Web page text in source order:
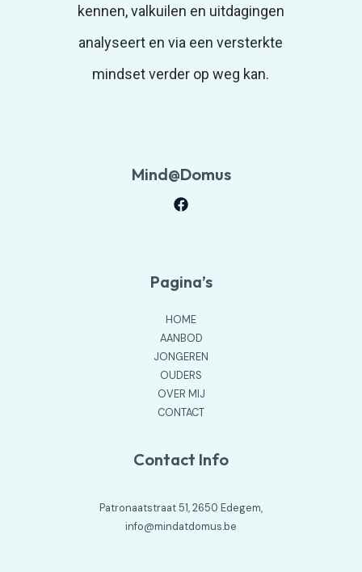
kennen, valkuilen en uitdagingen
analyseert en via een versterkte
mindset verder op weg kan.
Mind@Domus
Pagina’s
HOME
AANBOD
JONGEREN
OUDERS
OVER MIJ
CONTACT
Contact Info
Patronaatstraat 51, 2650 Edegem,
info@mindatdomus.be